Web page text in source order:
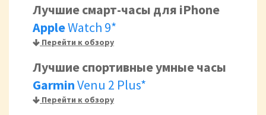
Лучшие смарт-часы для iPhone
AppleWatch 9*
Перейти к обзору
Лучшие спортивные умные часы
GarminVenu 2 Plus*
Перейти к обзору